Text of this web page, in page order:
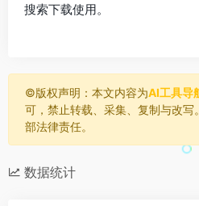
搜索下载使用。
©️版权声明：本文内容为AI工具导
可，禁止转载、采集、复制与改
部法律责任。
数据统计